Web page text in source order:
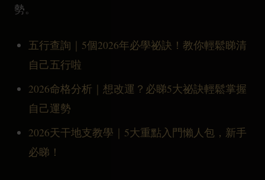
勢。
五行查詢｜5個2026年必學祕訣！教你輕鬆睇清
自己五行啦
2026命格分析｜想改運？必睇5大祕訣輕鬆掌握
自己運勢
2026天干地支教學｜5大重點入門懶人包，新手
必睇！